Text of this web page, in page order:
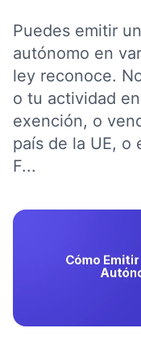
Puedes emitir
autónomo en
ley reconoce.
o tu actividad
exención, o
país de la UE, o
F...